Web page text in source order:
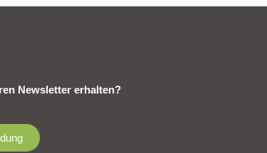
Newsletter erhalten?